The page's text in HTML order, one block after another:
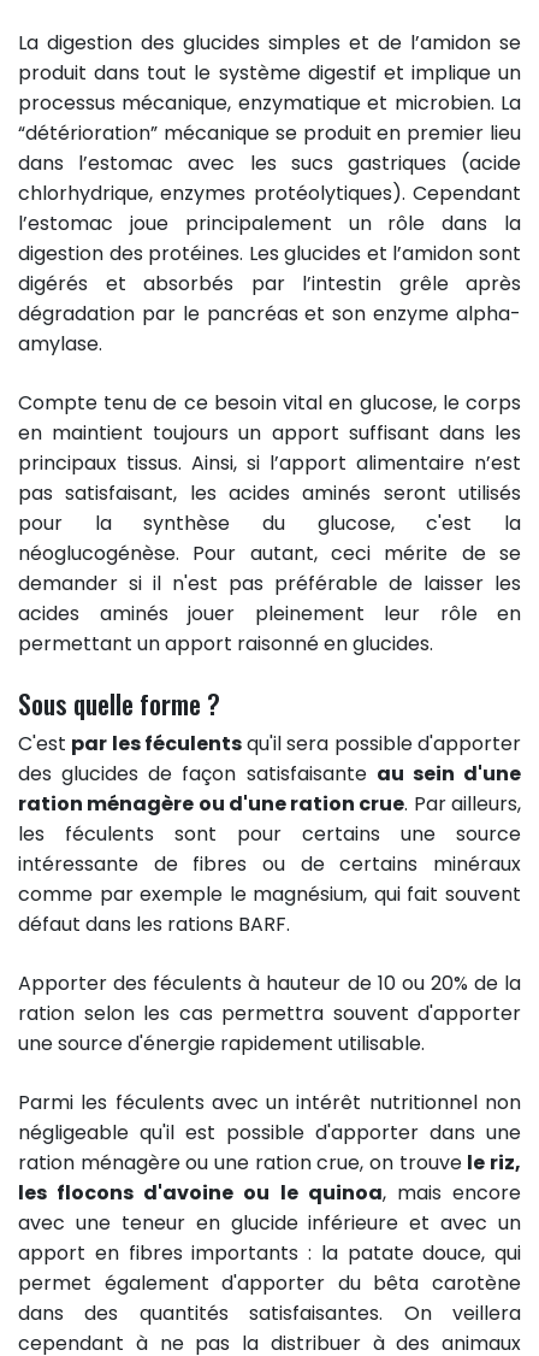
La digestion des glucides simples et de l’amidon se
produit dans tout le système digestif et implique un
processus mécanique, enzymatique et microbien. La
“détérioration” mécanique se produit en premier lieu
dans l’estomac avec les sucs gastriques (acide
chlorhydrique, enzymes protéolytiques). Cependant
l’estomac joue principalement un rôle dans la
digestion des protéines. Les glucides et l’amidon sont
digérés et absorbés par l’intestin grêle après
dégradation par le pancréas et son enzyme alpha-
amylase.
Compte tenu de ce besoin vital en glucose, le corps
en maintient toujours un apport suffisant dans les
principaux tissus. Ainsi, si l’apport alimentaire n’est
pas satisfaisant, les acides aminés seront utilisés
pour la synthèse du glucose, c'est la
néoglucogénèse. Pour autant, ceci mérite de se
demander si il n'est pas préférable de laisser les
acides aminés jouer pleinement leur rôle en
permettant un apport raisonné en glucides.
Sous quelle forme ?
C'est par les féculentsqu'il sera possible d'apporter
des glucides de façon satisfaisante au sein d'une
ration ménagère ou d'une ration crue. Par ailleurs,
les féculents sont pour certains une source
intéressante de fibres ou de certains minéraux
comme par exemple le magnésium, qui fait souvent
défaut dans les rations BARF.
Apporter des féculents à hauteur de 10 ou 20% de la
ration selon les cas permettra souvent d'apporter
une source d'énergie rapidement utilisable.
Parmi les féculents avec un intérêt nutritionnel non
négligeable qu'il est possible d'apporter dans une
ration ménagère ou une ration crue, on trouve le riz,
les flocons d'avoine ou le quinoa, mais encore
avec une teneur en glucide inférieure et avec un
apport en fibres importants : la patate douce, qui
permet également d'apporter du bêta carotène
dans des quantités satisfaisantes. On veillera
cependant à ne pas la distribuer à des animaux